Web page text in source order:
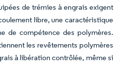
de trémies à engrais exigent
libre, une caractéristique
de compétence des polymères.
les revêtements polymères
à libération contrôlée, même si